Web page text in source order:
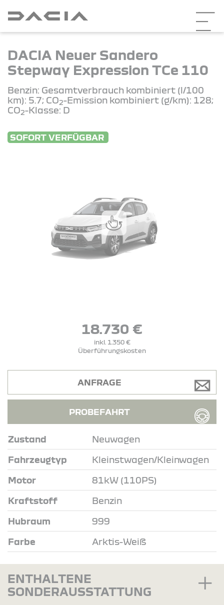
DACIA Neuer Sandero
Stepway Expression TCe 110
Benzin: Gesamtverbrauch kombiniert (l/100
km): 5.7; CO2-Emission kombiniert (g/km): 128;
CO2-Klasse: D
SOFORT VERFÜGBAR
18.730 €
inkl. 1.350 €
Überführungskosten
Zustand Neuwagen
Fahrzeugtyp Kleinstwagen/Kleinwagen
Motor 81kW (110PS)
Kraftstoff Benzin
Hubraum 999
Farbe Arktis-Weiß
ANFRAGE
PROBEFAHRT
ENTHALTENE
SONDERAUSSTATTUNG